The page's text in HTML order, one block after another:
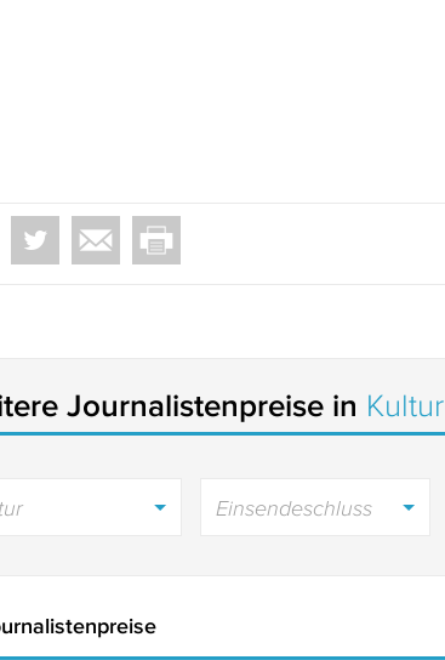
Journalistenpreise in Kultur
Einsendeschluss